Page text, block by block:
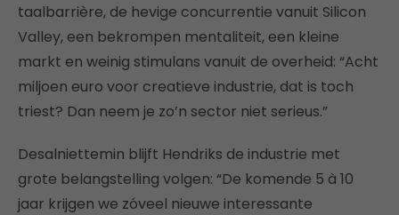
taalbarrière, de hevige concurrentie vanuit Silicon
Valley, een bekrompen mentaliteit, een kleine
markt en weinig stimulans vanuit de overheid: “Acht
miljoen euro voor creatieve industrie, dat is toch
triest? Dan neem je zo’n sector niet serieus.”
Desalniettemin blijft Hendriks de industrie met
grote belangstelling volgen: “De komende 5 à 10
jaar krijgen we zóveel nieuwe interessante